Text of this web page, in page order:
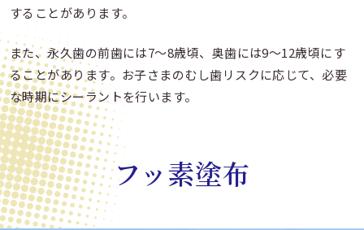
することがあります。
また、永久歯の前歯には7〜8歳頃、奥歯には9〜12歳頃にす
ることがあります。お子さまのむし歯リスクに応じて、必要
な時期にシーラントを行います。
フッ素塗布